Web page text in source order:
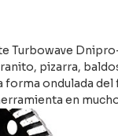
Turbowave
pizarra,
forma ondulada
en